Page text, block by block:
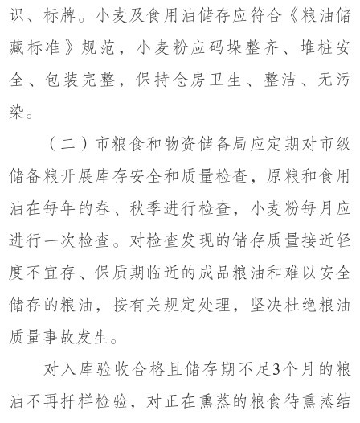
识、标牌。小麦及食用油储存应符合《粮油储
藏标准》规范，小麦粉应码垛整齐、堆桩安
全、包装完整，保持仓房卫生、整洁、无污
染。
（ 二 ） 市粮食和物资储备局应定期对市级
储备粮开展库存安全和质量检查，原粮和食用
油在每年的春、秋季进行检查，小麦粉每月应
进行一次检查。 对检查发现的储存质量接近轻
度不宜存、保质期临近的成品粮油和难以安全
储存的粮油， 按有关规定处理， 坚决杜绝粮油
质量事故发生。
对入库验收合格且储存期不足 3个月的粮
油不再扦样检验，对正在熏蒸的粮食待熏蒸结